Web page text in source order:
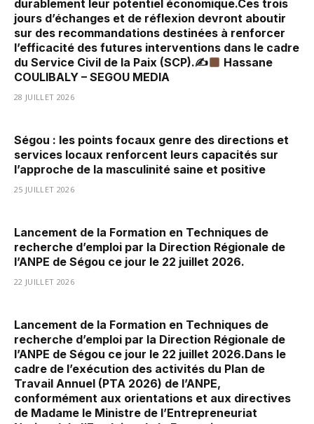
durablement leur potentiel économique.Ces trois
jours d’échanges et de réflexion devront aboutir
sur des recommandations destinées à renforcer
l’efficacité des futures interventions dans le cadre
du Service Civil de la Paix (SCP).✍
Hassane
COULIBALY – SEGOU MEDIA
28 JUILLET 2026
Ségou : les points focaux genre des directions et
services locaux renforcent leurs capacités sur
l’approche de la masculinité saine et positive
25 JUILLET 2026
Lancement de la Formation en Techniques de
recherche d’emploi par la Direction Régionale de
l’ANPE de Ségou ce jour le 22 juillet 2026.
22 JUILLET 2026
Lancement de la Formation en Techniques de
recherche d’emploi par la Direction Régionale de
l’ANPE de Ségou ce jour le 22 juillet 2026.Dans le
cadre de l’exécution des activités du Plan de
Travail Annuel (PTA 2026) de l’ANPE,
conformément aux orientations et aux directives
de Madame le Ministre de l’Entrepreneuriat